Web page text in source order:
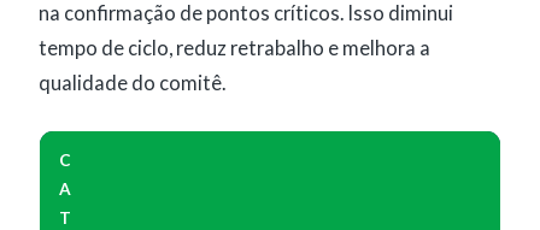
na confirmação de pontos críticos. Isso diminui
tempo de ciclo, reduz retrabalho e melhora a
qualidade do comitê.
C
A
T